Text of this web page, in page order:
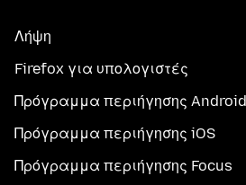
Λήψη
Firefox για υπολογιστές
Πρόγραμμα περιήγησης Android
Πρόγραμμα περιήγησης iOS
Πρόγραμμα περιήγησης Focus